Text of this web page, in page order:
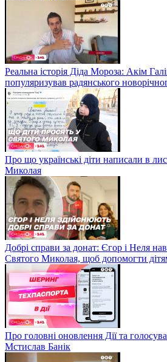
Реальна історія Діда Мороза: Акім
популяризував радянського
Про що українські діти написали в
Миколая
Добрі справи за донат: Єгор і Неля
Святого Миколая, щоб допомогти
Про головні оновлення Дії та
Мстислав Банік